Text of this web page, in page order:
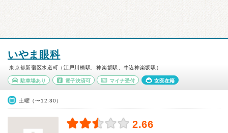
いやま眼科
東京都新宿区水道町（江戸川橋駅、神楽坂駅、牛込神楽坂駅）
駐車場あり 電子決済可 マイナ受付 女医在籍
土曜（〜12:30）
2.66